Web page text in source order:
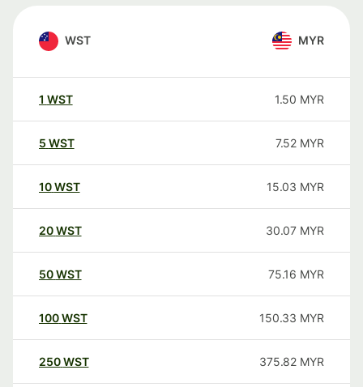
WST MYR
1 WST 1.50 MYR
5 WST 7.52 MYR
10WST 15.03 MYR
20WST 30.07 MYR
50WST 75.16 MYR
100WST 150.33 MYR
250WST 375.82 MYR